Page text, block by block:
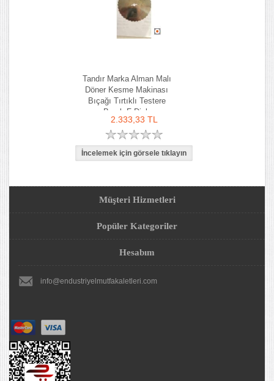
Tandır Marka Alman Malı
Döner Kesme Makinası
Bıçağı Tırtıklı Testere
Bıçak F Dick
2.333,33 TL
Müşteri Hizmetleri
Popüler Kategoriler
Hesabım
info@endustriyelmutfakaletleri.com